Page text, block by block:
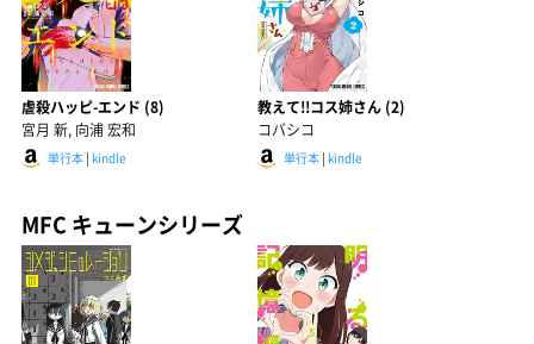
虐殺ハッピ-エンド (8)
宮月 新, 向浦 宏和
単行本 | kindle
教えて!!コス姉さん (2)
コバシコ
単行本| kindle
MFC キューンシリーズ